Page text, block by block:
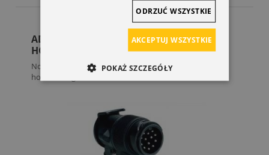
ADAPTER ELEKTRYCZNY HAKA
HOLOWNICZEGO Z 7 NA 13 STYKÓW OPEL
Nowy, oryginalny adapter gniazda elektrycznego hak
holowniczego...
AKCEPTUJ WSZYSTKIE
ODRZUĆ WSZYSTKIE
POKAŻ SZCZEGÓŁY